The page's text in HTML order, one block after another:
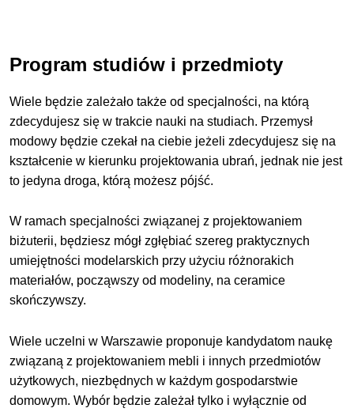
Program studiów i przedmioty
Wiele będzie zależało także od specjalności, na którą
zdecydujesz się w trakcie nauki na studiach. Przemysł
modowy będzie czekał na ciebie jeżeli zdecydujesz się na
kształcenie w kierunku projektowania ubrań, jednak nie jest
to jedyna droga, którą możesz pójść.
W ramach specjalności związanej z projektowaniem
biżuterii, będziesz mógł zgłębiać szereg praktycznych
umiejętności modelarskich przy użyciu różnorakich
materiałów, począwszy od modeliny, na ceramice
skończywszy.
Wiele uczelni w Warszawie proponuje kandydatom naukę
związaną z projektowaniem mebli i innych przedmiotów
użytkowych, niezbędnych w każdym gospodarstwie
domowym. Wybór będzie zależał tylko i wyłącznie od